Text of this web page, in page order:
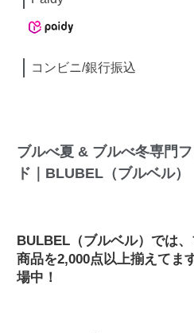
コンビニ/銀行振込
ブルべ夏 & ブルべ冬専門
ド｜BLUBEL（ブルベル）
BULBEL（ブルベル）では
商品を2,000点以上揃えてま
場中！